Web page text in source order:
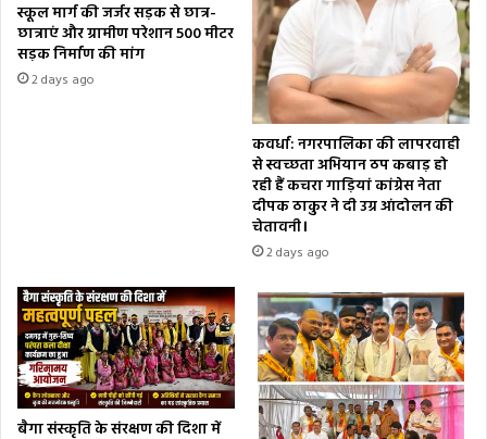
स्कूल मार्ग की जर्जर सड़क से छात्र-
छात्राएं और ग्रामीण परेशान 500 मीटर
सड़क निर्माण की मांग
2 days ago
कवर्धा: नगरपालिका की लापरवाही
से स्वच्छता अभियान ठप कबाड़ हो
रही हैं कचरा गाड़ियां कांग्रेस नेता
दीपक ठाकुर ने दी उग्र आंदोलन की
चेतावनी।
2 days ago
बैगा संस्कृति के संरक्षण की दिशा में